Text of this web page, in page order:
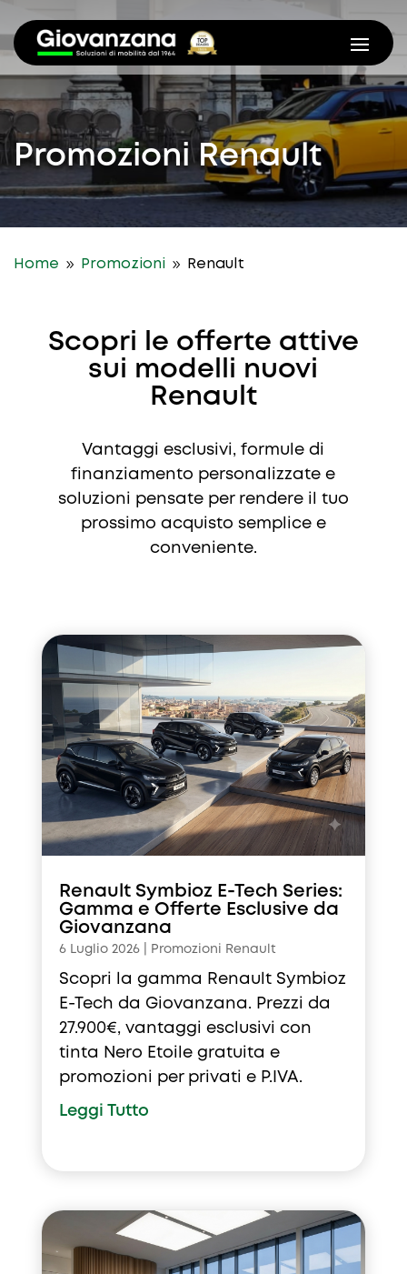
Promozioni Renault
Home 9 Promozioni 9 Renault
Scopri le offerte attive
sui modelli nuovi
Renault
Vantaggi esclusivi, formule di
finanziamento personalizzate e
soluzioni pensate per rendere il tuo
prossimo acquisto semplice e
conveniente.
Renault Symbioz E-Tech Series:
Gamma e Offerte Esclusive da
Giovanzana
6 Luglio 2026| Promozioni Renault
Scopri la gamma Renault Symbioz
E-Tech da Giovanzana. Prezzi da
27.900€, vantaggi esclusivi con
tinta Nero Etoile gratuita e
promozioni per privati e P.IVA.
Leggi Tutto